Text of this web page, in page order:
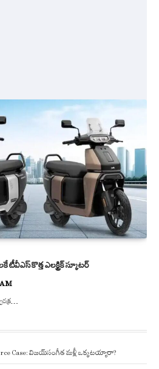
టీవీఎస్ కొత్త ఎలక్ట్రిక్ స్కూటర్
Case: విజయ్-సంగీత మళ్లీ ఒక్కటయ్యారా?